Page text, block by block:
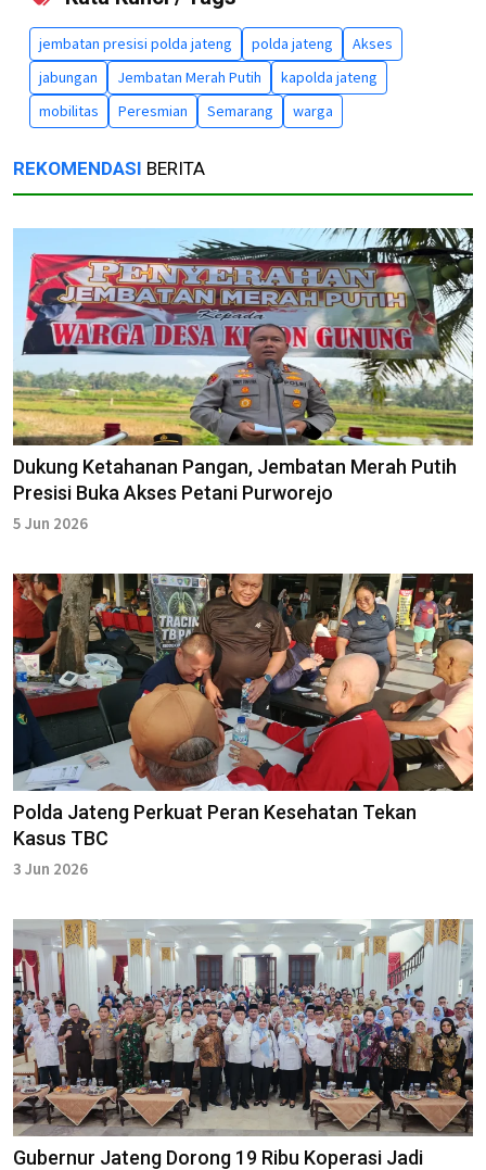
jembatan presisi polda jateng polda jateng
Akses
jabungan
Jembatan Merah Putih
kapolda jateng
mobilitas
Peresmian Semarang warga
REKOMENDASI BERITA
Dukung Ketahanan Pangan, Jembatan Merah Putih
Presisi Buka Akses Petani Purworejo
5 Jun 2026
Polda Jateng Perkuat Peran Kesehatan Tekan
Kasus TBC
3 Jun 2026
Gubernur Jateng Dorong 19 Ribu Koperasi Jadi